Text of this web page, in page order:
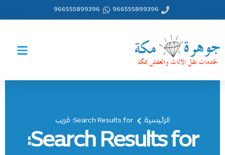
966555899396
966555899396
الرئيسية Search Results for: قريب
Search Results for: